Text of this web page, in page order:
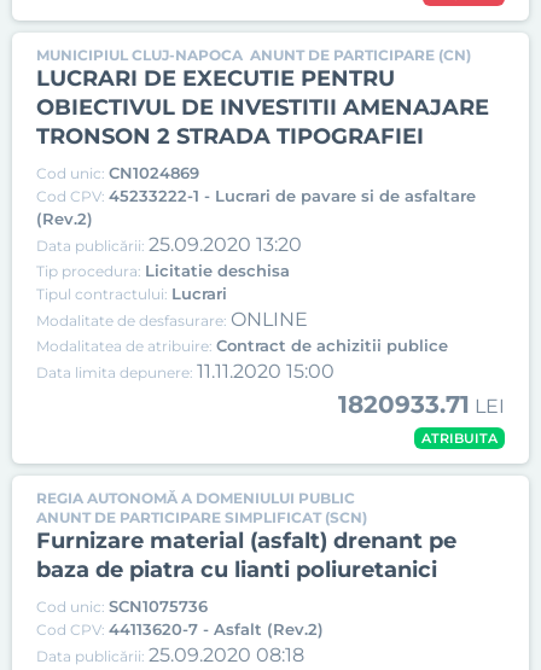
MUNICIPIUL CLUJ-NAPOCA ANUNT DE PARTICIPARE (CN)
LUCRARI DE EXECUTIE PENTRU
OBIECTIVUL DE INVESTITII AMENAJARE
TRONSON 2 STRADA TIPOGRAFIEI
Cod unic: CN1024869
Cod CPV: 45233222-1 - Lucrari de pavare si de asfaltare
(Rev.2)
Data publicării: 25.09.2020 13:20
Tip procedura: Licitatie deschisa
Tipul contractului: Lucrari
Modalitate de desfasurare: ONLINE
Modalitatea de atribuire: Contract de achizitii publice
Data limita depunere: 11.11.2020 15:00
1820933.71 LEI
ATRIBUITA
REGIA AUTONOMĂ A DOMENIULUI PUBLIC
ANUNT DE PARTICIPARE SIMPLIFICAT (SCN)
Furnizare material (asfalt) drenant pe
baza de piatra cu lianti poliuretanici
Cod unic: SCN1075736
Cod CPV: 44113620-7 - Asfalt (Rev.2)
Data publicării: 25.09.2020 08:18